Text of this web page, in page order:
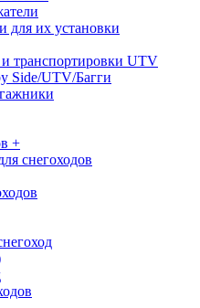
их установки
транспортировки UTV
Side/UTV/Багги
+
снегоходов